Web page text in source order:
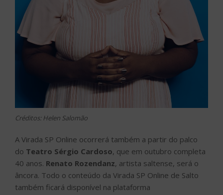
Créditos: Helen Salomão
A Virada SP Online ocorrerá também a partir do palco
do Teatro Sérgio Cardoso, que em outubro completa
40 anos. Renato Rozendanz, artista saltense, será o
âncora. Todo o conteúdo da Virada SP Online de Salto
também ficará disponível na plataforma